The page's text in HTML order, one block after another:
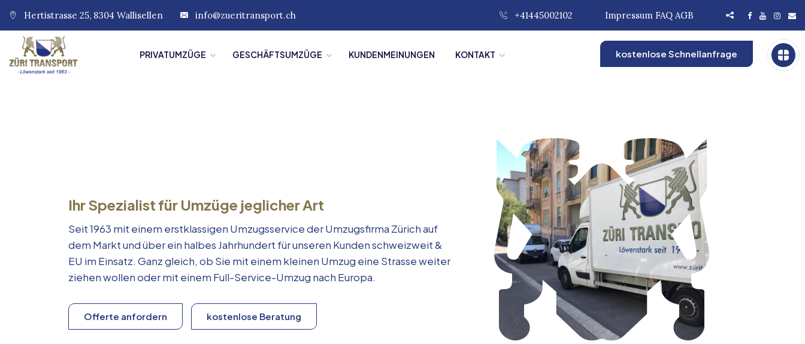
Hertistrasse 25, 8304 Wallisellen info@zueritransport.ch +41445002102 Impressum FAQ AGB
PRIVATUMZÜGE GESCHÄFTSUMZÜGE KUNDENMEINUNGEN KONTAKT kostenlose Schnellanfrage
Ihr Spezialist für Umzüge jeglicher Art
Seit 1963 mit einem erstklassigen Umzugsservice der Umzugsfirma Zürich auf
dem Markt und über ein halbes Jahrhundert für unseren Kunden schweizweit &
EU im Einsatz. Ganz gleich, ob Sie mit einem kleinen Umzug eine Strasse weiter
ziehen wollen oder mit einem Full-Service-Umzug nach Europa.
Offerte anfordern kostenlose Beratung